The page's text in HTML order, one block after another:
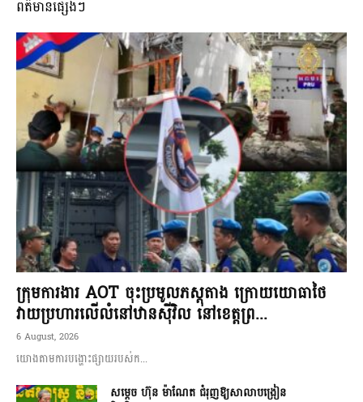
ពត៌មានផ្សេងៗ
ក្រុមការងារ AOT ចុះប្រមូលភស្តុតាង ក្រោយយោធាថៃ
វាយប្រហារលើលំនៅឋានស៊ីវិល នៅខេត្តព្រ...
6 August, 2026
យោងតាមការបង្ហោះផ្សាយរបស់ក...
សម្តេច ហ៊ុន ម៉ាណែត ជំរុញឱ្យសាលាបង្រៀន